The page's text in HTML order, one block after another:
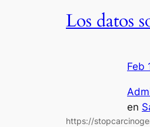
Los datos
Feb
en
https://